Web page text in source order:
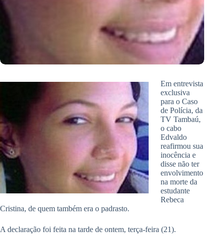
Em entrevista
exclusiva
para o Caso
de Polícia, da
TV Tambaú,
o cabo
Edvaldo
reafirmou sua
inocência e
disse não ter
envolvimento
na morte da
estudante
Rebeca
Cristina, de quem também era o padrasto.
A declaração foi feita na tarde de ontem, terça-feira (21).